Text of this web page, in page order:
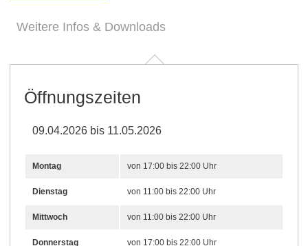
Weitere Infos & Downloads
Öffnungszeiten
09.04.2026 bis 11.05.2026
Montag von 17:00 bis 22:00 Uhr
Dienstag von 11:00 bis 22:00 Uhr
Mittwoch von 11:00 bis 22:00 Uhr
Donnerstag von 17:00 bis 22:00 Uhr